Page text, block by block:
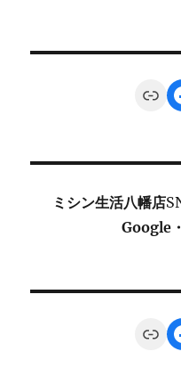
ミシン生活八幡店
Google